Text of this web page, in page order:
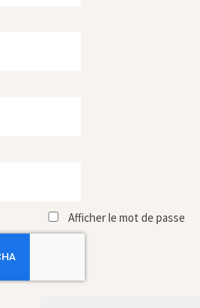
Afficher le mot de passe